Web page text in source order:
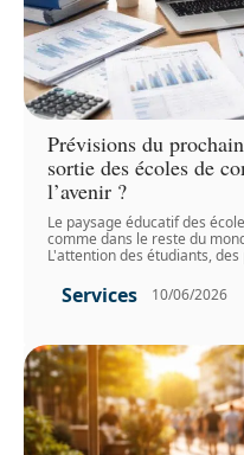
Prévisions du
sortie des écoles de
l’avenir ?
Le paysage éducatif des
comme dans le reste du
L'attention des étudiants, des
Services 10/06/2026